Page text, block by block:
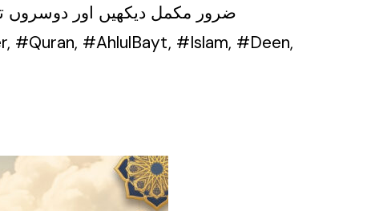
ضرور مکمل دیکھیں اور دوسروں